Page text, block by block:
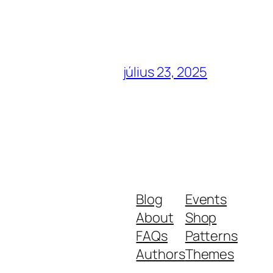
július 23, 2025
Blog
About
FAQs
Authors
Events
Shop
Patterns
Themes